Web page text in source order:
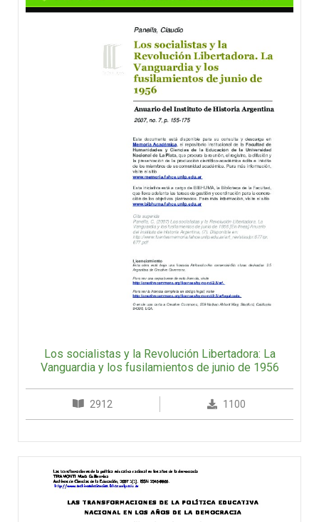
Los socialistas y la Revolución Libertadora: La
Vanguardia y los fusilamientos de junio de 1956
2912 1100